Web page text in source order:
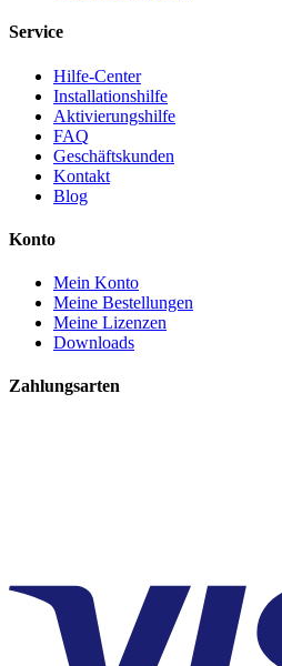
Service
Hilfe-Center
Installationshilfe
Aktivierungshilfe
FAQ
Geschäftskunden
Kontakt
Blog
Konto
Mein Konto
Meine Bestellungen
Meine Lizenzen
Downloads
Zahlungsarten